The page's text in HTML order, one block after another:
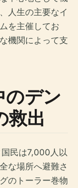
人生の主要なイ
を主催してお
機関によって支
のデン
救出
民は7,000人以
な場所へ避難さ
のトーラー巻物